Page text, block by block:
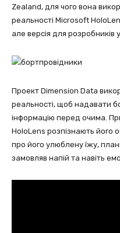
Zealand, для чого вона
реальності Microsoft
але версія для
Проект Dimension Data
реальності, щоб надавати
інформацію перед очима.
HoloLens розпізнають його
про його улюблену їжу,
замовляв напій та навіть